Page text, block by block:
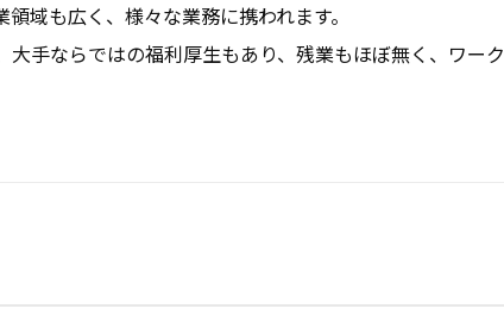
域も広く、様々な業務に携われます。
手ならではの福利厚生もあり、残業もほぼ無く、ワーク